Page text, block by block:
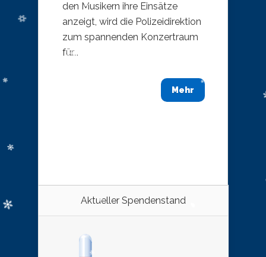
den Musikern ihre Einsätze
anzeigt, wird die Polizeidirektion
zum spannenden Konzertraum
für...
Mehr
Aktueller Spendenstand